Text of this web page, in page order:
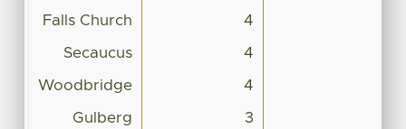
Falls Church 4
Secaucus 4
Woodbridge 4
Gulberg 3